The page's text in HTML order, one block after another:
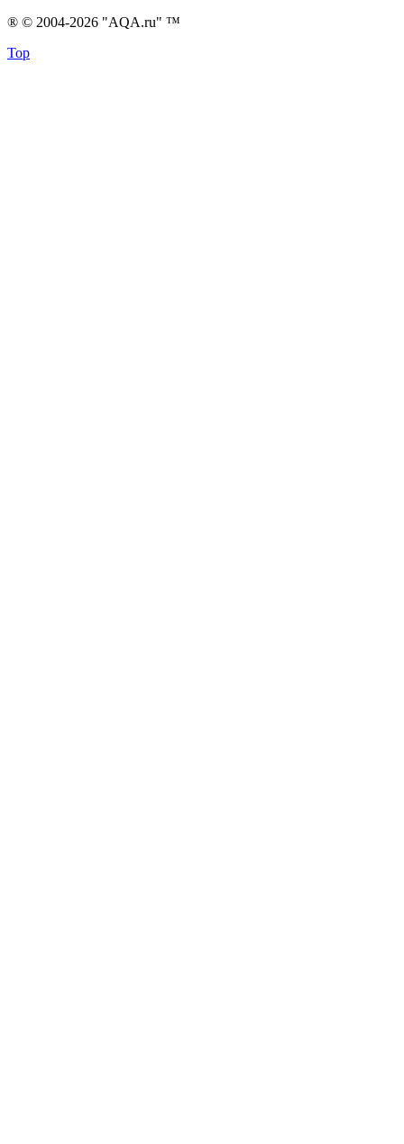
® © 2004-2026 "AQA.ru" ™
Top